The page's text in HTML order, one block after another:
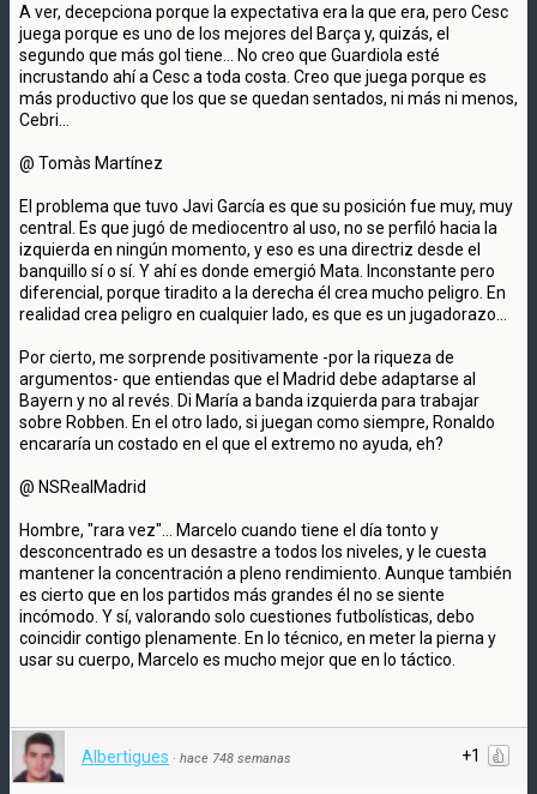
A ver, decepciona porque la expectativa era la que era, pero Cesc
juega porque es uno de los mejores del Barça y, quizás, el
segundo que más gol tiene... No creo que Guardiola esté
incrustando ahí a Cesc a toda costa. Creo que juega porque es
más productivo que los que se quedan sentados, ni más ni menos,
Cebri...
@ Tomàs Martínez
El problema que tuvo Javi García es que su posición fue muy, muy
central. Es que jugó de mediocentro al uso, no se perfiló hacia la
izquierda en ningún momento, y eso es una directriz desde el
banquillo sí o sí. Y ahí es donde emergió Mata. Inconstante pero
diferencial, porque tiradito a la derecha él crea mucho peligro. En
realidad crea peligro en cualquier lado, es que es un jugadorazo...
Por cierto, me sorprende positivamente -por la riqueza de
argumentos- que entiendas que el Madrid debe adaptarse al
Bayern y no al revés. Di María a banda izquierda para trabajar
sobre Robben. En el otro lado, si juegan como siempre, Ronaldo
encararía un costado en el que el extremo no ayuda, eh?
@ NSRealMadrid
Hombre, "rara vez"... Marcelo cuando tiene el día tonto y
desconcentrado es un desastre a todos los niveles, y le cuesta
mantener la concentración a pleno rendimiento. Aunque también
es cierto que en los partidos más grandes él no se siente
incómodo. Y sí, valorando solo cuestiones futbolísticas, debo
coincidir contigo plenamente. En lo técnico, en meter la pierna y
usar su cuerpo, Marcelo es mucho mejor que en lo táctico.
+1
Albertigues · hace 748 semanas